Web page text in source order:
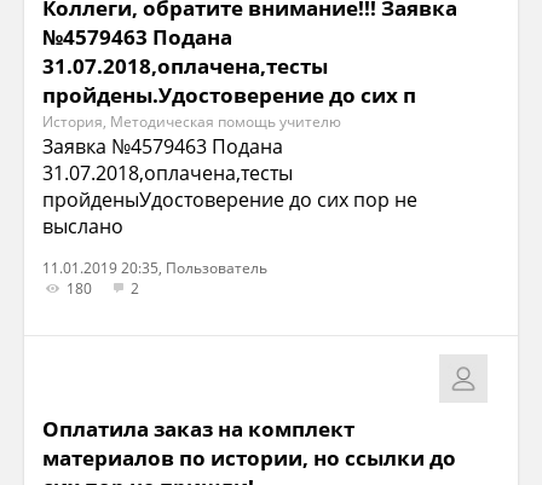
Коллеги, обратите внимание!!! Заявка
№4579463 Подана
31.07.2018,оплачена,тесты
пройдены.Удостоверение до сих п
История, Методическая помощь учителю
Заявка №4579463 Подана
31.07.2018,оплачена,тесты
пройденыУдостоверение до сих пор не
выслано
11.01.2019 20:35, Пользователь
180
2
Оплатила заказ на комплект
материалов по истории, но ссылки до